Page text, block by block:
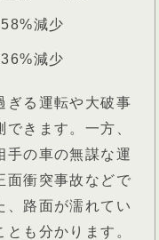
減少
減少
ぎる運転や大破事
きます。一方、
手の車の無謀な運
面衝突事故などで
、路面が濡れてい
も分かります。